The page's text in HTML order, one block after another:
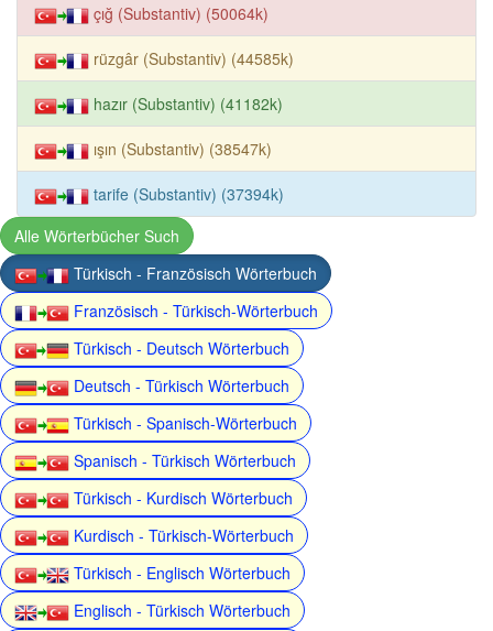
çığ (Substantiv) (50064k)
rüzgâr (Substantiv) (44585k)
hazır (Substantiv) (41182k)
ışın (Substantiv) (38547k)
tarife (Substantiv) (37394k)
Alle Wörterbücher Such
Türkisch - Französisch Wörterbuch
Französisch - Türkisch-Wörterbuch
Türkisch - Deutsch Wörterbuch
Deutsch - Türkisch Wörterbuch
Türkisch - Spanisch-Wörterbuch
Spanisch - Türkisch Wörterbuch
Türkisch - Kurdisch Wörterbuch
Kurdisch - Türkisch-Wörterbuch
Türkisch - Englisch Wörterbuch
Englisch - Türkisch Wörterbuch